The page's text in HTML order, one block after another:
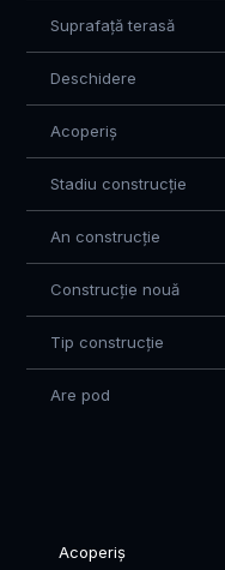
Suprafață terasă
Deschidere
Acoperiș
Stadiu construcție
An construcție
Construcție nouă
Tip construcție
Are pod
Acoperiș